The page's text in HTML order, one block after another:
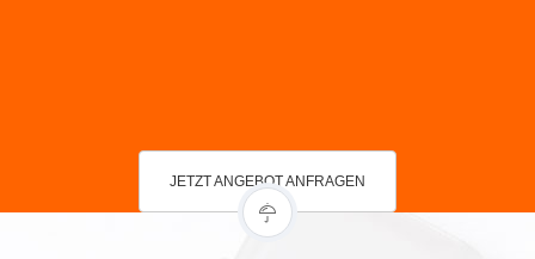
JETZT ANGEBOT ANFRAGEN